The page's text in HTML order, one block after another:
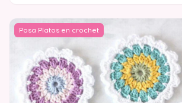
Posa Platos en crochet